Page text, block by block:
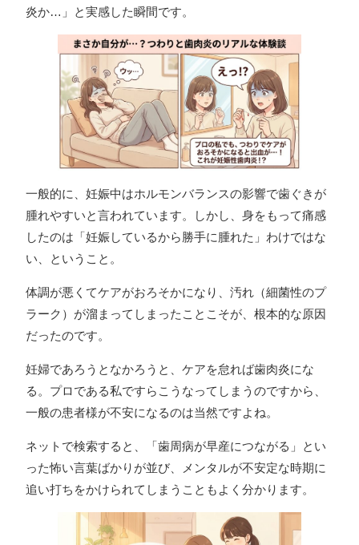
炎か…」と実感した瞬間です。
一般的に、妊娠中はホルモンバランスの影響で歯ぐきが
腫れやすいと言われています。しかし、身をもって痛感
したのは「妊娠しているから勝手に腫れた」わけではな
い、ということ。
体調が悪くてケアがおろそかになり、汚れ（細菌性のプ
ラーク）が溜まってしまったことこそが、根本的な原因
だったのです。
妊婦であろうとなかろうと、ケアを怠れば歯肉炎にな
る。プロである私ですらこうなってしまうのですから、
一般の患者様が不安になるのは当然ですよね。
ネットで検索すると、「歯周病が早産につながる」とい
った怖い言葉ばかりが並び、メンタルが不安定な時期に
追い打ちをかけられてしまうこともよく分かります。